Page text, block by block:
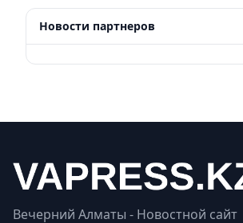
Новости партнеров
Вечерний Алматы - Новостной сайт